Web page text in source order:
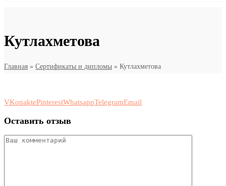
Кутлахметова
Главная » Сертификаты и дипломы » Кутлахметова
VKonaktePinterestWhatsappTelegramEmail
Оставить отзыв